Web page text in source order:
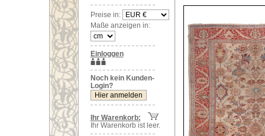
Preise in:
Maße anzeigen in:
Einloggen
Noch kein Kunden-
Login?
Ihr Warenkorb:
Ihr Warenkorb ist leer.